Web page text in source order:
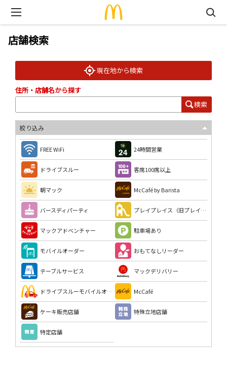
店舗検索
現在地から検索
住所・店舗名から探す
検索
絞り込み
FREE WiFi 24時間営業
ドライブスルー 客席100席以上
朝マック McCafé by Barista
バースディパーティ プレイプレイス（旧プレイランド）
マックアドベンチャー 駐車場あり
モバイルオーダー おもてなしリーダー
テーブルサービス マックデリバリー
ドライブスルーモバイルオーダー McCafé
ケーキ販売店舗 特殊立地店舗
特定店舗